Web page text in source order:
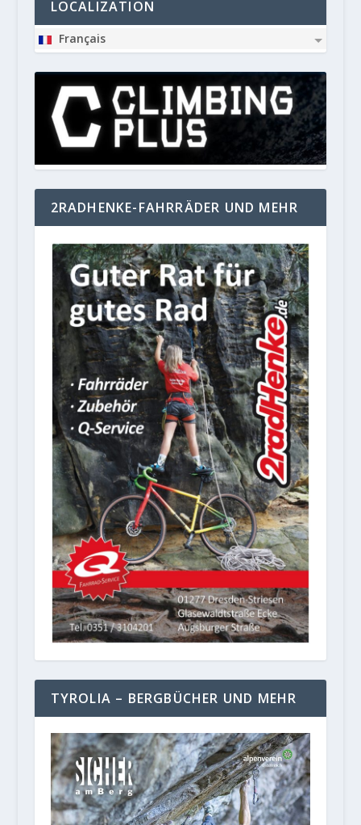
LOCALIZATION
Français
2RADHENKE-FAHRRÄDER UND MEHR
TYROLIA – BERGBÜCHER UND MEHR